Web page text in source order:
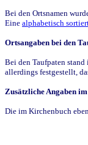
Bei den Ortsnamen
Eine alphabetisch
Ortsangaben bei den
Bei den Taufpaten
allerdings festgestellt,
Zusätzliche Angaben
Die im Kirchenbuch